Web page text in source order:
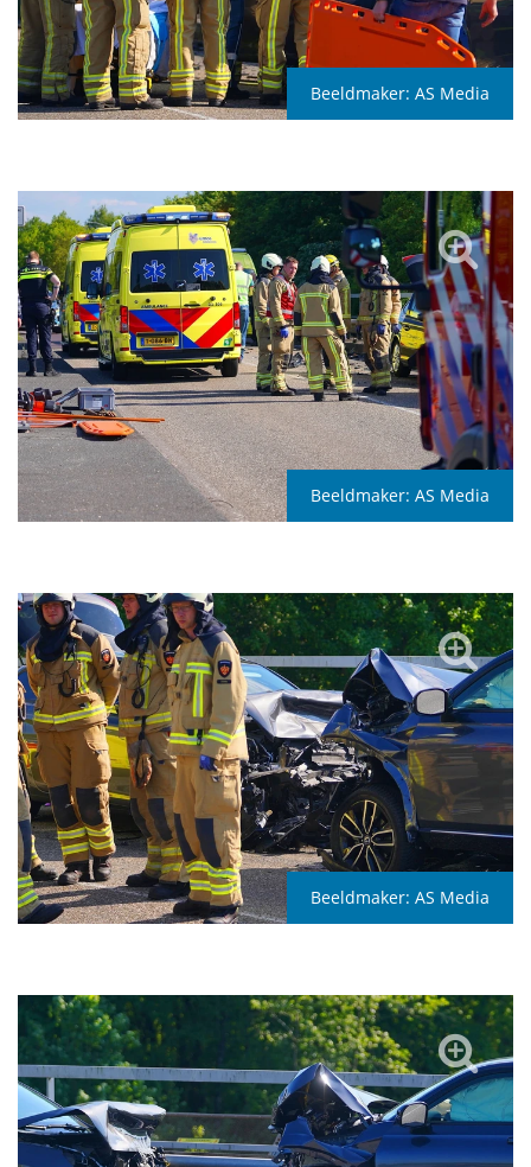
Beeldmaker: AS Media
Beeldmaker: AS Media
Beeldmaker: AS Media